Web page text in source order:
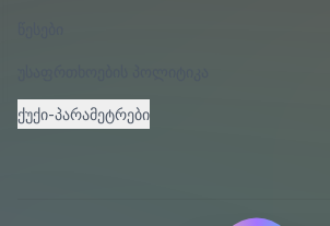
ქუქი-პარამეტრები